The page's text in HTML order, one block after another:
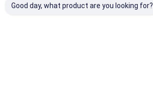
Good day, what product are you looking for?